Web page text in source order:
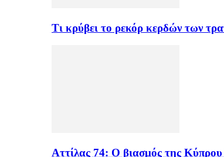
Τι κρύβει το ρεκόρ κερδών των
Αττίλας 74: Ο βιασμός της